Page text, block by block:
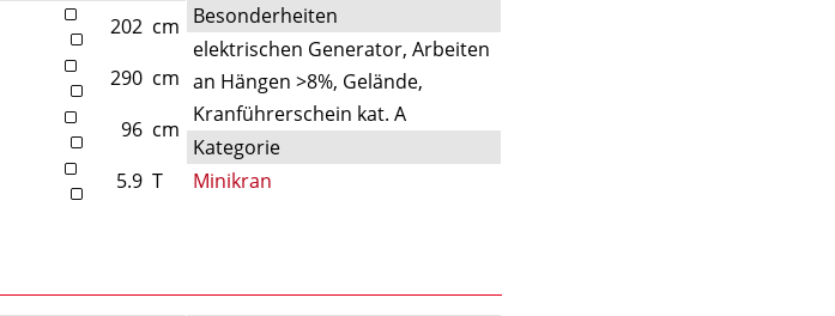
202 cm
290 cm
96 cm
5.9 T
Besonderheiten
elektrischen Generator, Arbeiten
an Hängen >8%, Gelände,
Kranführerschein kat. A
Kategorie
Minikran